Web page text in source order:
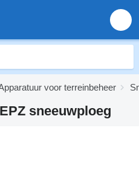
voor terreinbeheer
sneeuwploeg